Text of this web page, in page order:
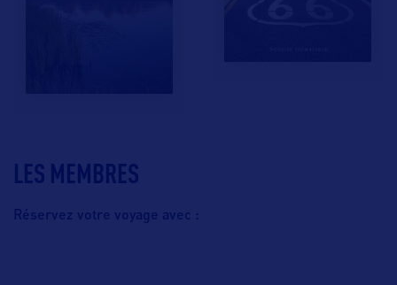
LES MEMBRES
Réservez votre voyage avec :